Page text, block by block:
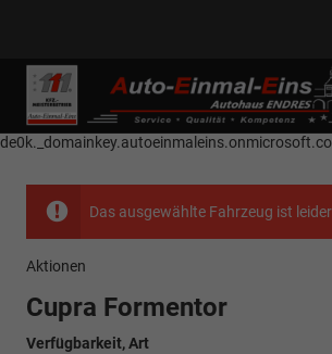
------------ Host Name : selector1._domainkey
selector1-aee-
Name : selector2._domainkey Points to address
Das ausgewählte Fahrzeug ist
Aktionen
Cupra Formentor
Verfügbarkeit, Art